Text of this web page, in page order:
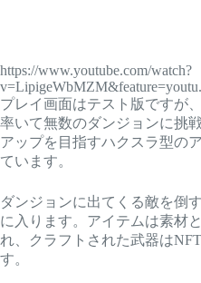
https://www.youtube.com/watch?
プレイ画面はテスト版ですが
率いて無数のダンジョンに挑
アップを目指すハクスラ型の
ています。
ダンジョンに出てくる敵を倒
に入ります。アイテムは素材
れ、クラフトされた武器は
す。